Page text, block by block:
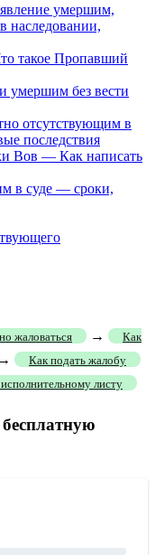
умершим,
наследовании,
такое Пропавший
умершим без вести
отсутствующим в
последствия
Вов — Как написать
в суде — сроки,
жаловаться →
Как
→ Как подать жалобу
листу